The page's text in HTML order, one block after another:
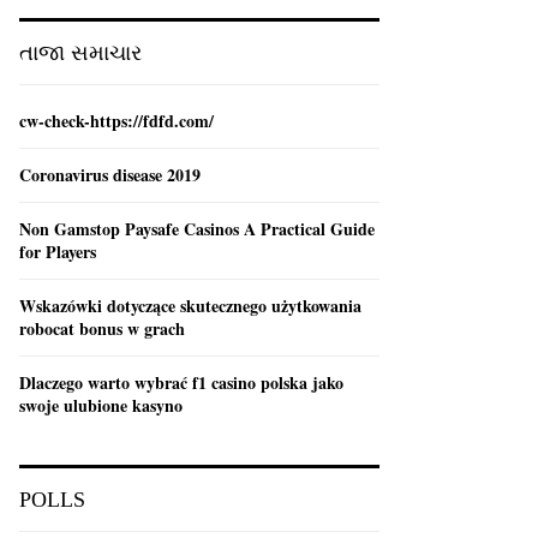
:
તાજા સમાચાર
cw-check-https://fdfd.com/
Coronavirus disease 2019
Non Gamstop Paysafe Casinos A Practical Guide
for Players
Wskazówki dotyczące skutecznego użytkowania
robocat bonus w grach
Dlaczego warto wybrać f1 casino polska jako
swoje ulubione kasyno
POLLS